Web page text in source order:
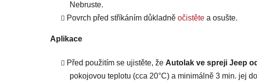
Nebruste.
Povrch před stříkáním důkladně očistěte a osušte.
Aplikace
Před použitím se ujistěte, že Autolak ve spreji Jeep
pokojovou teplotu (cca 20°C) a minimálně 3 min. jej